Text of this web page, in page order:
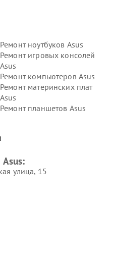
Ремонт ноутбуков Asus
Ремонт игровых консолей
Asus
Ремонт компьютеров Asus
Ремонт материнских плат
Asus
Ремонт планшетов Asus
Asus:
улица, 15